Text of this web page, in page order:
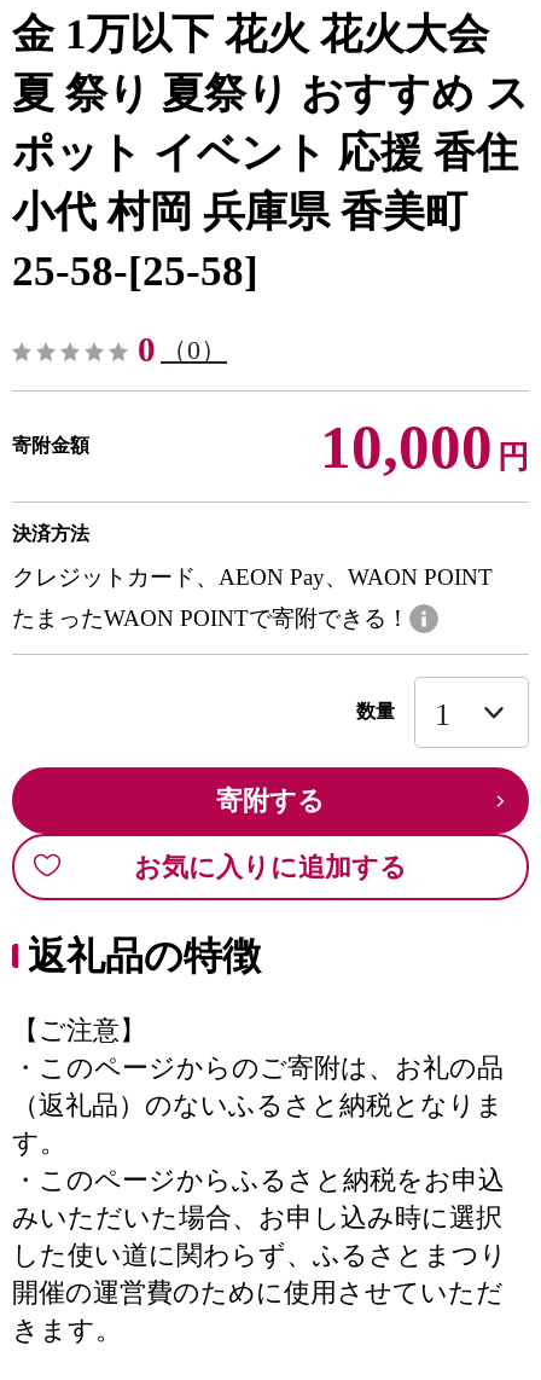
金 1万以下 花火 花火大会
夏 祭り 夏祭り おすすめ ス
ポット イベント 応援 香住
小代 村岡 兵庫県 香美町
25-58-[25-58]
0 （0）
寄附金額 10,000 円
決済方法
クレジットカード、AEON Pay、WAON POINT
たまったWAON POINTで寄附できる！
数量
寄附する
お気に入りに追加する
返礼品の特徴
【ご注意】
・このページからのご寄附は、お礼の品
（返礼品）のないふるさと納税となりま
す。
・このページからふるさと納税をお申込
みいただいた場合、お申し込み時に選択
した使い道に関わらず、ふるさとまつり
開催の運営費のために使用させていただ
きます。